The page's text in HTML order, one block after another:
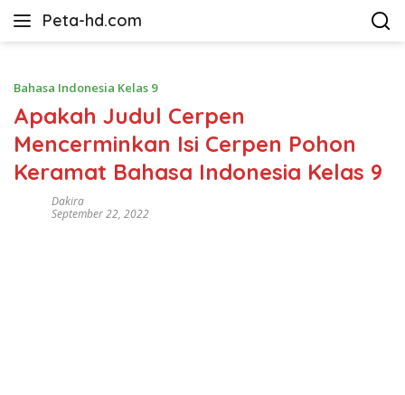
Peta-hd.com
Kumpulan
HD
Bahasa Indonesia Kelas 9
Apakah Judul Cerpen
Mencerminkan Isi Cerpen Pohon
Keramat Bahasa Indonesia Kelas 9
Dakira
September 22, 2022